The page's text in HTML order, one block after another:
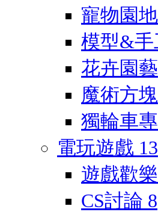
寵物園地
模型&手
花卉園藝
魔術方塊
獨輪車
電玩遊戲 13
遊戲歡
CS討論 8